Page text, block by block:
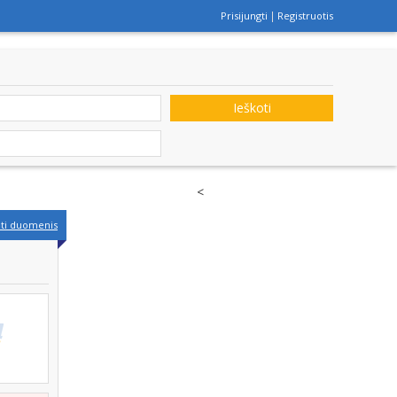
Prisijungti Registruotis
Ieškoti
duomenis
<